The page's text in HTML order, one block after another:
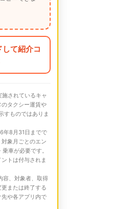
て紹介コ
されているキャ
タクシー運賃や
すものではありま
年8月31日までで
象月ごとのエン
車が必要です。
トは付与されま
容、対象者、取得
または終了する
や各アプリ内で